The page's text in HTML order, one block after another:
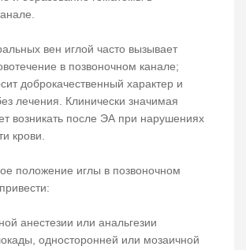
вен иглой часто вызывает
в позвоночном канале;
доброкачественный характер и
лечения. Клинически значимая
возникать после ЭА при нарушениях
крови.
положение иглы в позвоночном
анестезии или анальгезии
односторонней или мозаичной